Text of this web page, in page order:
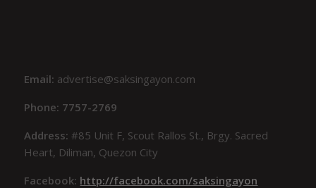
Email: advertise@saksingayon.com
Phone: 7757-2769
Address:#85 Unit F, Scout Rallos St., Brgy. Sacred
Heart, Diliman, Quezon City
Facebook: http://facebook.com/saksingayon